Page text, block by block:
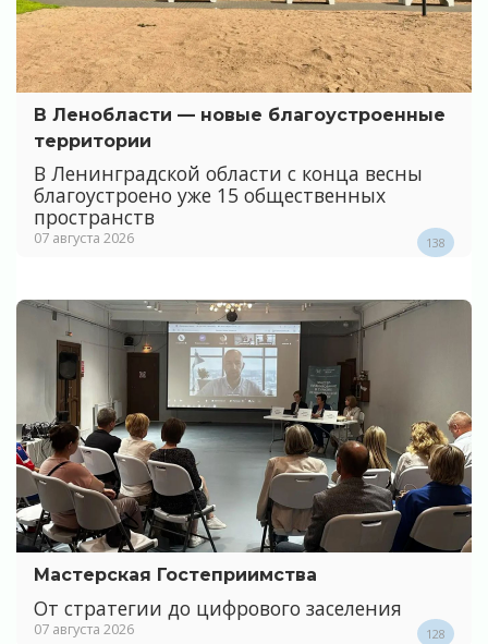
В Ленобласти — новые благоустроенные
территории
В Ленинградской области с конца весны
благоустроено уже 15 общественных
пространств
07 августа 2026 138
Мастерская Гостеприимства
От стратегии до цифрового заселения
07 августа 2026 128